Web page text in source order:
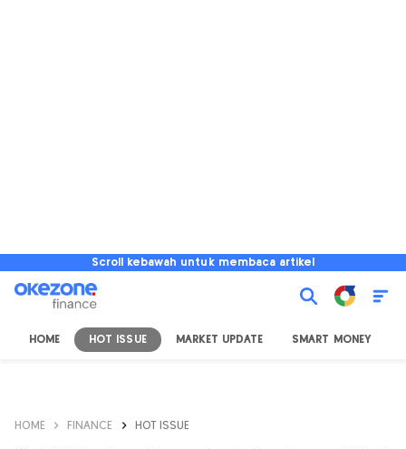
Scroll kebawah untuk membaca artikel
HOME HOT ISSUE MARKET UPDATE SMART MONEY
HOME FINANCE HOT ISSUE